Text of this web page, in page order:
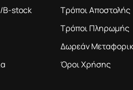
B-stock
Τρόποι Αποστολής
Τρόποι Πληρωμής
Δωρεάν
Όροι Χρήσης